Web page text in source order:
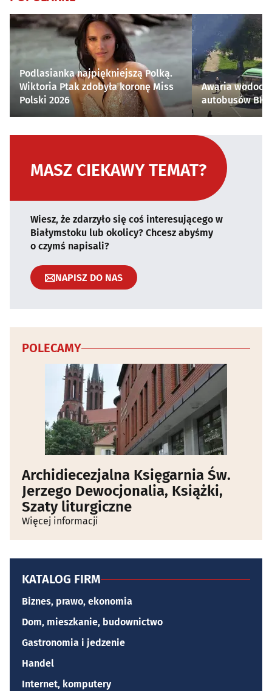
Podlasianka najpiękniejszą Polką.
Wiktoria Ptak zdobyła koronę Miss
Polski 2026
Awaria
autobusów
MASZ CIEKAWY TEMAT?
Wiesz, że zdarzyło się coś interesującego w
Białymstoku lub okolicy? Chcesz abyśmy
o czymś napisali?
NAPISZ DO NAS
POLECAMY
Archidiecezjalna Księgarnia Św.
Jerzego Dewocjonalia, Książki,
Szaty liturgiczne
Więcej informacji
KATALOG FIRM
Biznes, prawo, ekonomia
Dom, mieszkanie, budownictwo
Gastronomia i jedzenie
Handel
Internet, komputery